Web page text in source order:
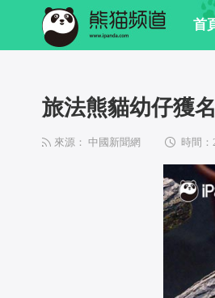
首
旅法熊貓幼仔獲
來源： 中國新聞網 時間：